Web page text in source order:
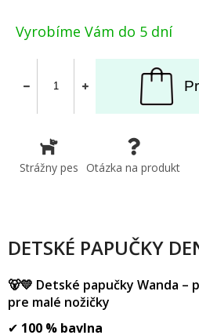
Vyrobíme Vám do 5 dní
Strážny pes Otázka na produkt
DETSKÉ PAPUČKY
🐻💛 Detské papučky Wanda –
pre malé nožičky
✔ 100 % bavlna